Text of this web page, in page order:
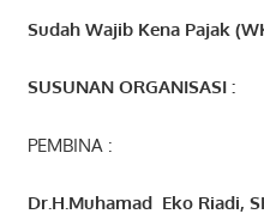
Sudah Wajib Kena Pajak
SUSUNAN ORGANISASI :
PEMBINA :
Dr.H.Muhamad Eko Riadi,